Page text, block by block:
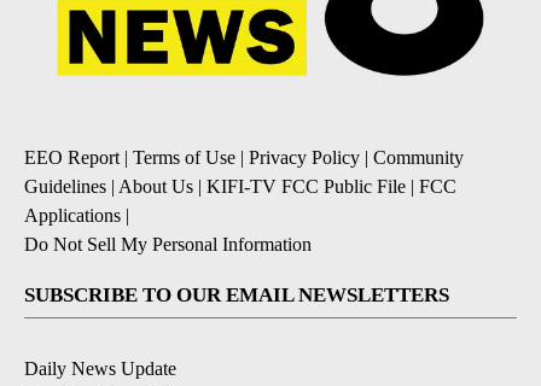
EEO Report| Terms of Use | Privacy Policy | Community
Guidelines | About Us | KIFI-TV FCC Public File | FCC
Applications |
Do Not Sell My Personal Information
SUBSCRIBE TO OUR EMAIL NEWSLETTERS
Daily News Update